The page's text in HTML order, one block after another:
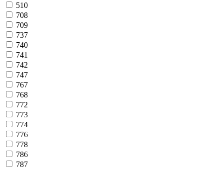
510
708
709
737
740
741
742
747
767
768
772
773
774
776
778
786
787